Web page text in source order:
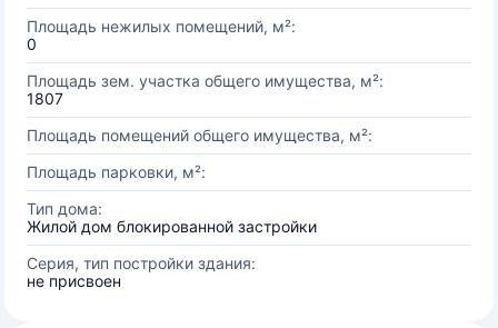
Площадь нежилых помещений, м²:
0
Площадь зем. участка общего имущества, м²:
1807
Площадь помещений общего имущества, м²:
Площадь парковки, м²:
Тип дома:
Жилой дом блокированной застройки
Серия, тип постройки здания:
не присвоен